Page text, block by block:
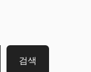
검색